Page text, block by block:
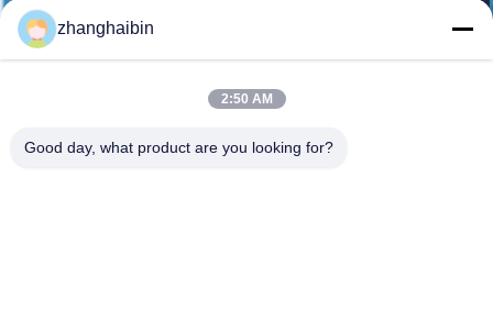
Senden Sie
zhanghaibin
2:50 AM
Good day, what product are you looking for?